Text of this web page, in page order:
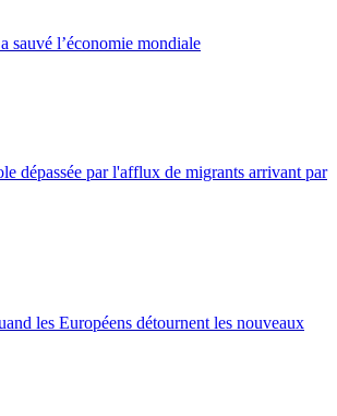
sauvé l’économie mondiale
dépassée par l'afflux de migrants arrivant par
les Européens détournent les nouveaux